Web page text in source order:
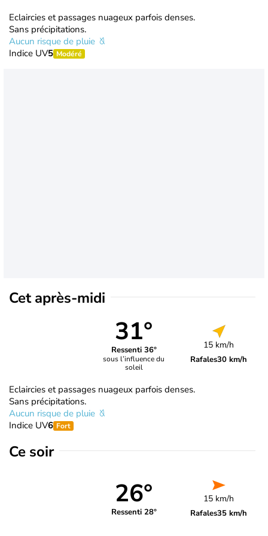
Eclaircies et passages nuageux parfois denses.
Sans précipitations.
Aucun risque de pluie
Indice UV5 Modéré
Cet après-midi
31°
Ressenti 36°
sous l’influence du
soleil
15 km/h
Rafales30 km/h
Eclaircies et passages nuageux parfois denses.
Sans précipitations.
Aucun risque de pluie
Indice UV6 Fort
Ce soir
26°
Ressenti 28°
15 km/h
Rafales35 km/h